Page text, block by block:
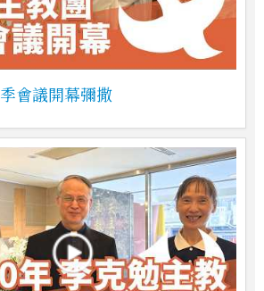
會議開幕彌撒